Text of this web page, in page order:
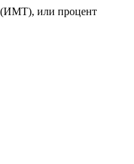
(ИМТ), или процент